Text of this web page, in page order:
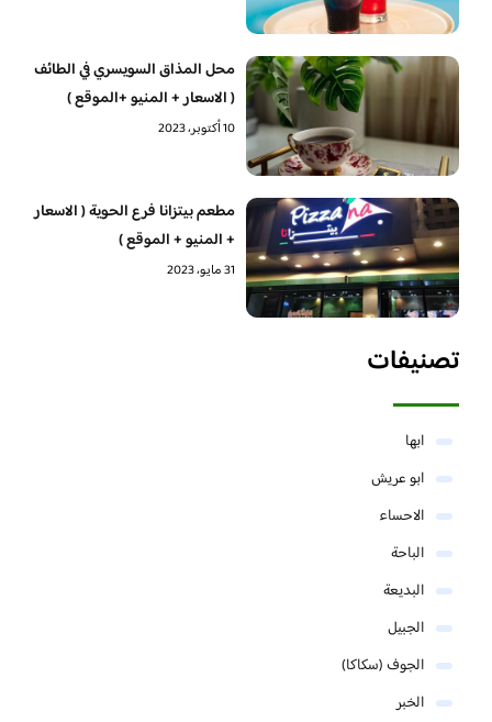
محل المذاق السويسري في الطائف
( الاسعار + المنيو +الموقع )
10 أكتوبر، 2023
مطعم بيتزانا فرع الحوية ( الاسعار
+ المنيو + الموقع )
31 مايو، 2023
تصنيفات
ابها
ابو عريش
الاحساء
الباحة
البديعة
الجبيل
الجوف (سكاكا)
الخبر